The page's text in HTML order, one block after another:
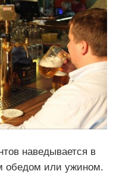
наведывается в
обедом или ужином.